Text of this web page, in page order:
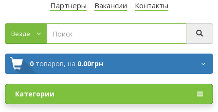
Партнеры
Вакансии Контакты
Везде
0 товаров, на 0.00грн
Категории